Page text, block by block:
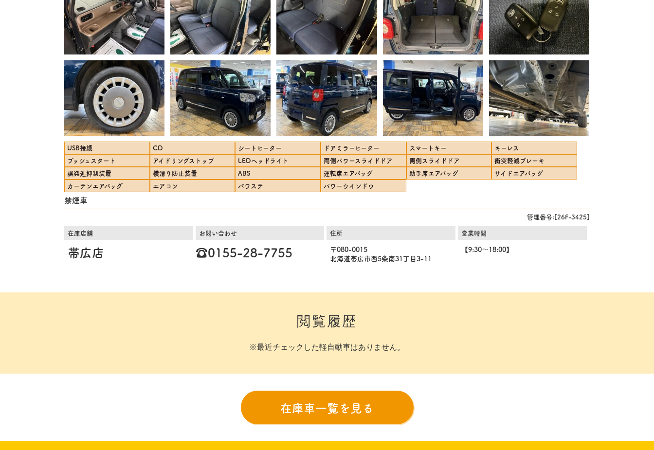
USB接続 CD シートヒーター ドアミラーヒーター スマートキー
キーレス
プッシュスタート
アイドリングストップ LEDヘッドライト 両側パワースライドドア 両側スライドドア
衝突軽減ブレーキ
誤発進抑制装置
横滑り防止装置 ABS 運転席エアバッグ 助手席エアバッグ
サイドエアバッグ
カーテンエアバッグ
エアコン パワステ パワーウインドウ
禁煙車
管理番号:[26F-3425]
在庫店舗
帯広店
お問い合わせ
☎️0155-28-7755
住所
〒080-0015
北海道帯広市西5条南31丁目3-11
営業時間
【9:30～18:00】
閲覧履歴
※最近チェックした軽自動車はありません。
在庫車一覧を見る